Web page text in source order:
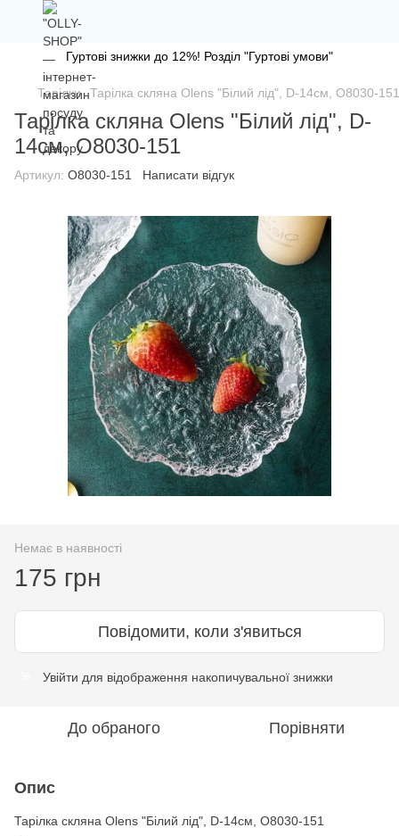
Гуртові знижки до 12%! Розділ "Гуртові умови"
Тарілки Тарілка скляна Olens "Білий лід", D-14см, O8030-151
Тарілка скляна Olens "Білий лід", D-
14см, O8030-151
Артикул: O8030-151 Написати відгук
Немає в наявності
175 грн
Повідомити, коли з'явиться
Увійти для відображення накопичувальної знижки
До обраного Порівняти
Опис
Тарілка скляна Olens "Білий лід", D-14см, O8030-151